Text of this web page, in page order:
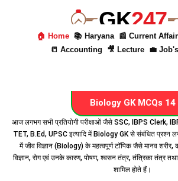
GK247
🏠 Home 📚 Haryana 📰 Current Affair
📒 Accounting
🎥 Lecture 💼 Job's
Biology GK MCQs 14
आज लगभग सभी प्रतियोगी परीक्षाओं जैसे SSC, IBPS Clerk,
TET, B.Ed, UPSC इत्यादि में Biology GK से संबंधित प्रश्न
में जीव विज्ञान (Biology) के महत्वपूर्ण टॉपिक जैसे मानव शरीर,
विज्ञान, रोग एवं उनके कारण, पोषण, श्वसन तंत्र, तंत्रिका तंत्र
शामिल होते हैं।